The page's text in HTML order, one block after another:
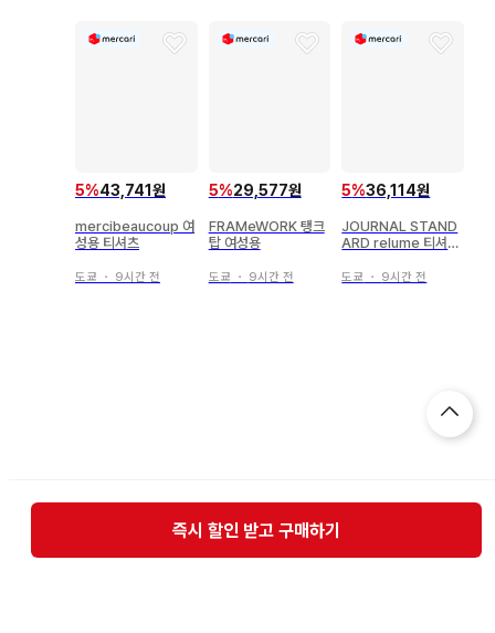
5%43,741원
mercibeaucoup 여
성용 티셔츠
도쿄 ・ 9시간 전
5%29,577원
FRAMeWORK 탱크
탑 여성용
도쿄 ・ 9시간 전
5%36,114원
JOURNAL STAND
ARD relume 티셔츠
도쿄 ・ 9시간 전
즉시 할인 받고 구매하기